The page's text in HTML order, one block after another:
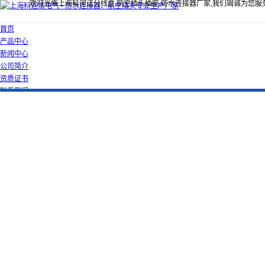
欢迎光临上海科迎法分线盒,航空插头插座,防水连接器厂家,我们竭诚为您服
首页
产品中心
新闻中心
公司简介
资质证书
联系我们